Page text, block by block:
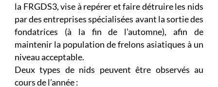
la FRGDS3, vise à repérer et faire détruire les nids
par des entreprises spécialisées avant la sortie des
fondatrices (à la fin de l’automne), afin de
maintenir la population de frelons asiatiques à un
niveau acceptable.
Deux types de nids peuvent être observés au
cours de l’année :